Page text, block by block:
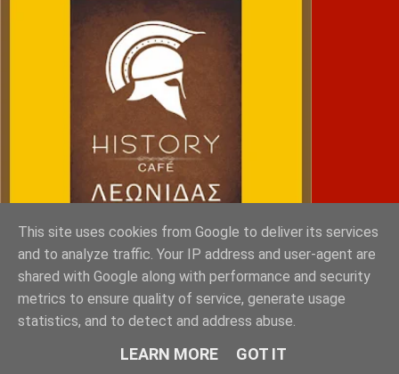
NRG SPORTS
This site uses cookies from Google to deliver its services
and to analyze traffic. Your IP address and user-agent are
shared with Google along with performance and security
metrics to ensure quality of service, generate usage
statistics, and to detect and address abuse.
LEARN MORE GOT IT